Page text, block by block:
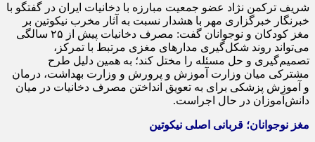
شریف ترکمن نژاد عضو جمعیت مبارزه با دخانیات ایران در گفتگو با
خبرنگار خبرگزاری مهر با هشدار نسبت به آثار مخرب نیکوتین بر
مغز کودکان و نوجوانان گفت: مصرف دخانیات پیش از ۲۵ سالگی
می‌تواند روند شکل‌گیری مدارهای مغزی مرتبط با تمرکز،
تصمیم‌گیری و حل مسئله را مختل کند؛ به همین دلیل طرح
مشترکی میان وزارت آموزش و پرورش و وزارت بهداشت، درمان
و آموزش پزشکی برای به تعویق انداختن مصرف دخانیات در میان
دانش‌آموزان در حال اجراست.
مغز نوجوانان؛ قربانی اصلی نیکوتین